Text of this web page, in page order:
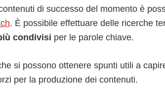
di successo del momento è
. È possibile effettuare delle ricerche
condivisi per le parole chiave.
si possono ottenere spunti utili a
per la produzione dei contenuti.